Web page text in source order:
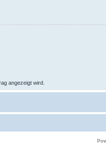
angezeigt wird.